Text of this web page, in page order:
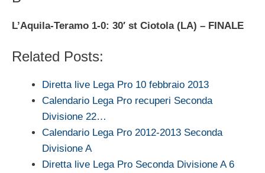
L’Aquila-Teramo 1-0: 30′ st Ciotola (LA) – FINALE
Related Posts:
Diretta live Lega Pro 10 febbraio 2013
Calendario Lega Pro recuperi Seconda
Divisione 22…
Calendario Lega Pro 2012-2013 Seconda
Divisione A
Diretta live Lega Pro Seconda Divisione A 6